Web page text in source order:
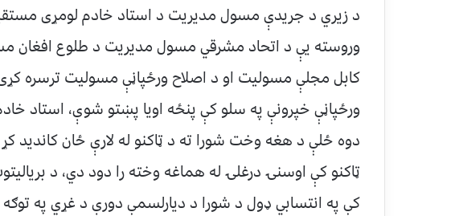
د زيري د جريدې مسول مديريت د استاد خادم لومړى
وروسته يې د اتحاد مشرقي مسول مديريت د طلوع افغان
كابل مجلې مسوليت او د اصلاح ورځپاڼې مسوليت ترسره
ورځپاڼې خپرونې په سلو كې پنځه اويا پښتو شوې، استاد
دوه ځلې د هغه وخت شورا ته د ټاكنو له لارې ځان كانديد
ټاكنو كې اوسنۍ درغلۍ له هماغه وخته را دود دي، د
كې په انتسابي ډول د شورا د ديارلسمې دورې د غړي په